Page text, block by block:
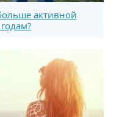
активной